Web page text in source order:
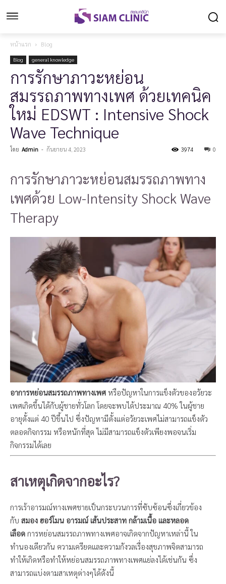
หน้าแรก Blog
Blog general knowledge
การรักษาภาวะหย่อน
สมรรถภาพทางเพศ ด้วยเทคนิค
ใหม่ EDSWT : Intensive Shock
Wave Technique
โดย Admin - กันยายน 4, 2023 0
3974
การรักษาภาวะหย่อนสมรรถภาพทาง
เพศด้วย Low-Intensity Shock Wave
Therapy
อาการหย่อนสมรรถภาพทางเพศ หรือปัญหาในการแข็งตัวของอวัยวะ
เพศเกิดขึ้นได้กับผู้ชายทั่วโลก โดยจะพบได้ประมาณ 40% ในผู้ชาย
อายุตั้งแต่ 40 ปีขึ้นไป ซึ่งปัญหามีตั้งแต่อวัยวะเพศไม่สามารถแข็งตัว
ตลอดกิจกรรม หรือหนักที่สุด ไม่มีสามารถแข็งตัวเพียงพอจนเริ่ม
กิจกรรมได้เลย
สาเหตุเกิดจากอะไร?
การเร้าอารมณ์ทางเพศชายเป็นกระบวนการที่ซับซ้อนซึ่งเกี่ยวข้อง
กับ สมอง ฮอร์โมน อารมณ์ เส้นประสาท กล้ามเนื้อ และหลอด
เลือด การหย่อนสมรรถภาพทางเพศอาจเกิดจากปัญหาเหล่านี้ ใน
ทำนองเดียวกัน ความเครียดและความกังวลเรื่องสุขภาพจิตสามารถ
ทำให้เกิดหรือทำให้หย่อนสมรรถภาพทางเพศแย่ลงได้เช่นกัน ซึ่ง
สามารถแบ่งตามสาเหตุต่างๆได้ดังนี้